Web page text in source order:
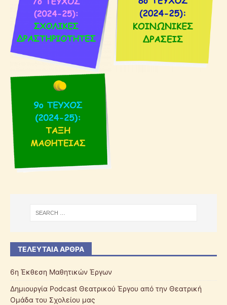
ΤΕΛΕΥΤΑΊΑ ΆΡΘΡΑ
6η Έκθεση Μαθητικών Έργων
Δημιουργία Podcast Θεατρικού Έργου από την Θεατρική
Ομάδα του Σχολείου μας